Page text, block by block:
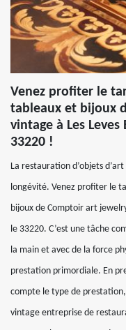
Venez profiter le
tableaux et bijoux
vintage à Les
33220 !
La restauration d’objets
longévité. Venez profiter le
bijoux de Comptoir art
le 33220. C’est une tâche
la main et avec de la force
prestation primordiale. En
compte le type de
vintage entreprise de